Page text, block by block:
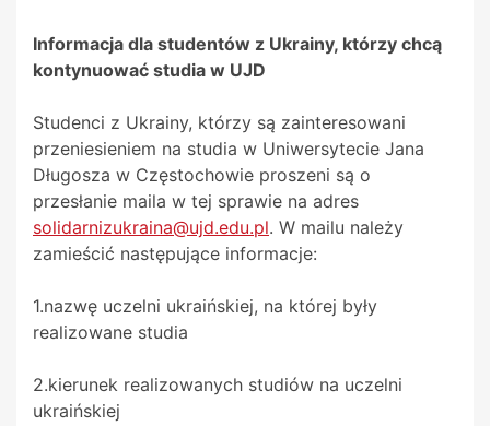
Informacja dla studentów z Ukrainy, którzy chcą
kontynuować studia w UJD
Studenci z Ukrainy, którzy są zainteresowani
przeniesieniem na studia w Uniwersytecie Jana
Długosza w Częstochowie proszeni są o
przesłanie maila w tej sprawie na adres
solidarnizukraina@ujd.edu.pl. W mailu należy
zamieścić następujące informacje:
1.nazwę uczelni ukraińskiej, na której były
realizowane studia
2.kierunek realizowanych studiów na uczelni
ukraińskiej